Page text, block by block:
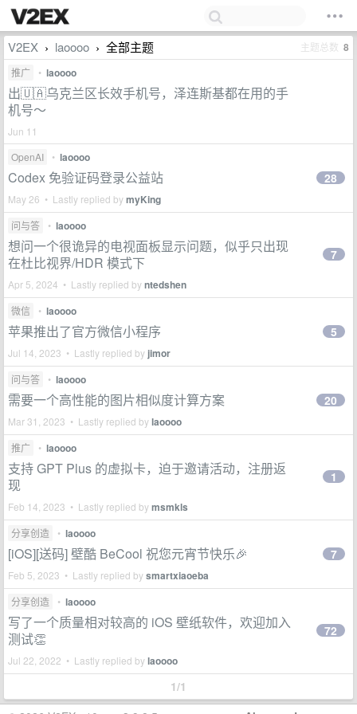
V2EX › laoooo › 全部主题 主题总数 8
推广 • laoooo
出🇺🇦乌克兰区长效手机号，泽连斯基都在用的手
机号～
Jun 11
OpenAI
• laoooo
Codex 免验证码登录公益站
May 26 • Lastly replied bymyKing
28
问与答 • laoooo
想问一个很诡异的电视面板显示问题，似乎只出现
在杜比视界/HDR 模式下
Apr 5, 2024 • Lastly replied byntedshen
7
微信 • laoooo
苹果推出了官方微信小程序
Jul 14, 2023 • Lastly replied by jimor
5
问与答 • laoooo
需要一个高性能的图片相似度计算方案
Mar 31, 2023 • Lastly replied bylaoooo
20
推广 • laoooo
支持 GPT Plus 的虚拟卡，迫于邀请活动，注册返
现
Feb 14, 2023 • Lastly replied bymsmkls
1
分享创造 • laoooo
[iOS][送码] 壁酷 BeCool 祝您元宵节快乐🎉
Feb 5, 2023 • Lastly replied bysmartxiaoeba
7
分享创造 • laoooo
写了一个质量相对较高的 iOS 壁纸软件，欢迎加入
测试👏
Jul 22, 2022 • Lastly replied bylaoooo
72
1/1